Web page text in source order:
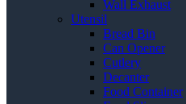
Wall Exhaust
Utensil
Bread Bin
Can Opener
Cutlery
Decanter
Food Container